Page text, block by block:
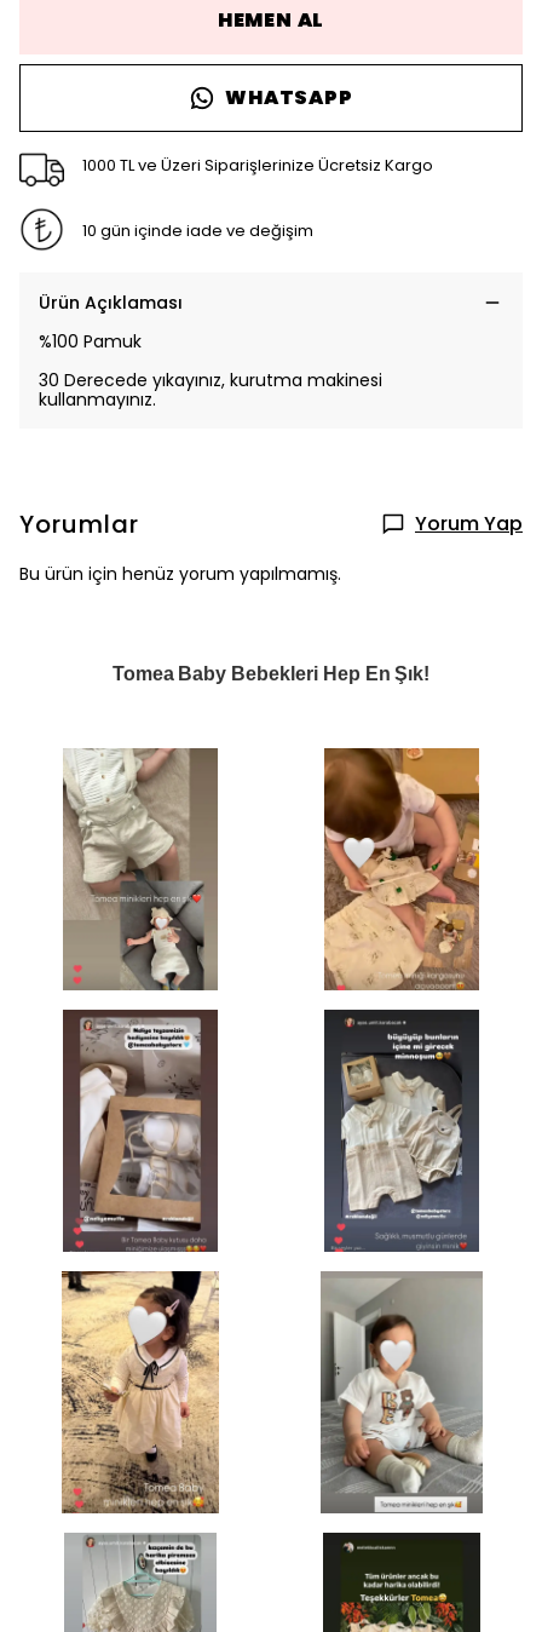
HEMEN AL
WHATSAPP
1000 TL ve Üzeri Siparişlerinize Ücretsiz Kargo
10 gün içinde iade ve değişim
Ürün Açıklaması
%100 Pamuk
30 Derecede yıkayınız, kurutma makinesi
kullanmayınız.
Yorumlar Yorum Yap
Bu ürün için henüz yorum yapılmamış.
Tomea Baby Bebekleri Hep En Şık!